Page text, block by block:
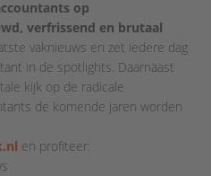
op
verfrissend en brutaal
vaknieuws en zet iedere dag
in de spotlights. Daarnaast
kijk op de radicale
de komende jaren worden
en profiteer: